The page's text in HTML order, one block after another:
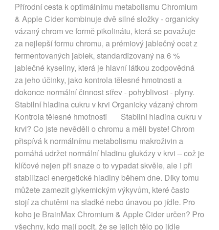
Přírodní cesta k optimálnímu metabolismu Chromium
& Apple Cider kombinuje dvě silné složky - organicky
vázaný chrom ve formě pikolinátu, která se považuje
za nejlepší formu chromu, a prémiový jablečný ocet z
fermentovaných jablek, standardizovaný na 6 %
jablečné kyseliny, která je hlavní látkou zodpovědná
za jeho účinky, jako kontrola tělesné hmotnosti a
dokonce normální činnost střev - pohyblivost - plyny.
Stabilní hladina cukru v krvi Organicky vázaný chrom
Kontrola tělesné hmotnosti Stabilní hladina cukru v
krvi? Co jste nevěděli o chromu a měli byste! Chrom
přispívá k normálnímu metabolismu makroživin a
pomáhá udržet normální hladinu glukózy v krvi – což je
klíčové nejen při snaze o to vypadat skvěle, ale i při
stabilizaci energetické hladiny během dne. Díky tomu
můžete zamezit glykemickým výkyvům, které často
stojí za chutěmi na sladké nebo únavou po jídle. Pro
koho je BrainMax Chromium & Apple Cider určen? Pro
všechny, kdo mají pocit, že se jejich tělo po jídle